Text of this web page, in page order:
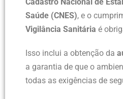
Cadastro Nacional de
Saúde (CNES), e o
Vigilância Sanitária é
Isso inclui a obtenção da
a garantia de que o
todas as exigências de